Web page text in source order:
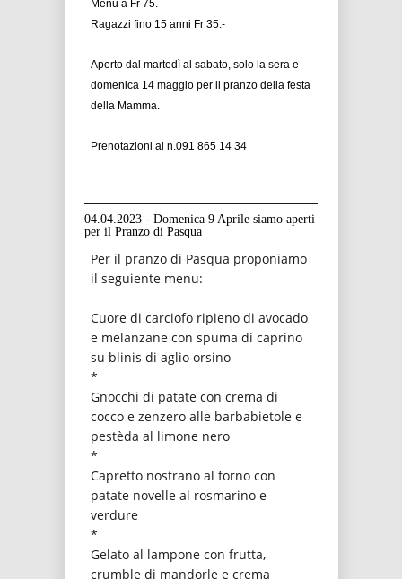
Menu a Fr 75.-
Ragazzi fino 15 anni Fr 35.-
Aperto dal martedì al sabato, solo la sera e
domenica 14 maggio per il pranzo della festa
della Mamma.
Prenotazioni al n.091 865 14 34
04.04.2023 - Domenica 9 Aprile siamo aperti
per il Pranzo di Pasqua
Per il pranzo di Pasqua proponiamo
il seguiente menu:
Cuore di carciofo ripieno di avocado
e melanzane con spuma di caprino
su blinis di aglio orsino
*
Gnocchi di patate con crema di
cocco e zenzero alle barbabietole e
pestèda al limone nero
*
Capretto nostrano al forno con
patate novelle al rosmarino e
verdure
*
Gelato al lampone con frutta,
crumble di mandorle e crema